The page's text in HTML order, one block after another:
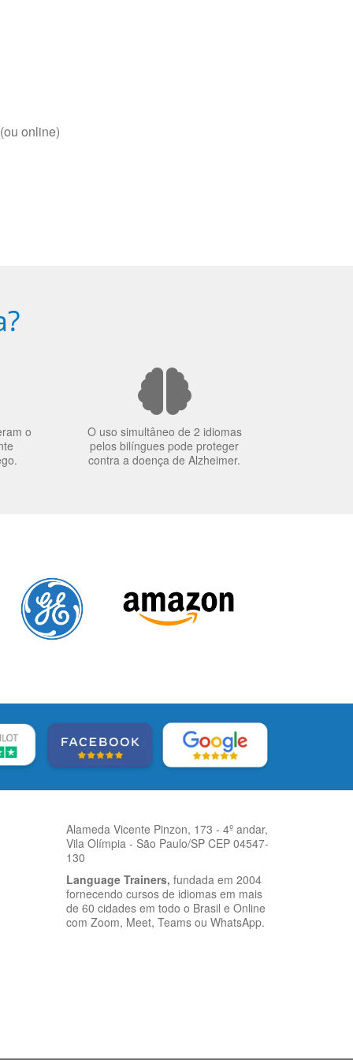
online)
o
O uso simultâneo de 2 idiomas
pelos bilíngues pode proteger
contra a doença de Alzheimer.
Alameda Vicente Pinzon, 173 - 4º andar,
Vila Olímpia - São Paulo/SP CEP 04547-
130
Language Trainers, fundada em 2004
fornecendo cursos de idiomas em mais
de 60 cidades em todo o Brasil e Online
com Zoom, Meet, Teams ou WhatsApp.